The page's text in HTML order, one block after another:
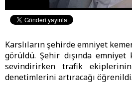
Karslıların şehirde emniyet
görüldü. Şehir dışında emniyet
sevindirirken trafik
denetimlerini artıracağı öğrenildi.